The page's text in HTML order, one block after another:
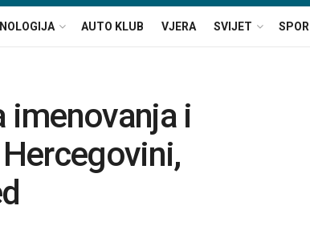
AUTO KLUB VJERA SVIJET
imenovanja i